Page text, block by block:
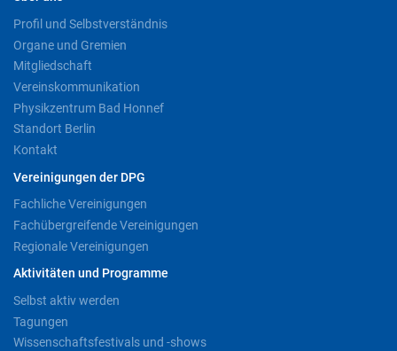
Profil und Selbstverständnis
Organe und Gremien
Mitgliedschaft
Vereinskommunikation
Physikzentrum Bad Honnef
Standort Berlin
Kontakt
Vereinigungen der DPG
Fachliche Vereinigungen
Fachübergreifende Vereinigungen
Regionale Vereinigungen
Aktivitäten und Programme
Selbst aktiv werden
Tagungen
Wissenschaftsfestivals und -shows